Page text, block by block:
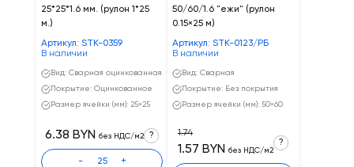
25*25*1.6 мм. (рулон 1*25
м.)
Артикул: STK-0359
В наличии
Вид: Сварная оцинкованная
Покрытие: Оцинкованное
Размер ячейки (мм): 25×25
6.38 BYN без НДС/м2 ?
- +
50/60/1.6 "ежи" (рулон
0.15×25 м)
Артикул: STK-0123/РБ
В наличии
Вид: Сварная
Покрытие: Без покрытия
Размер ячейки (мм): 50×60
1.74
1.57 BYN без НДС/м2
?